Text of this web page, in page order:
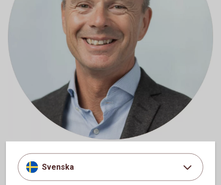
Ulf Sigbratt har decennier av erfarenhet inom spara och
Svenska